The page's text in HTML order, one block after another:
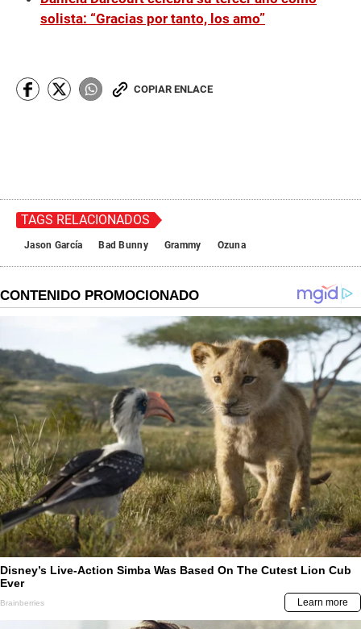
solista: “Gracias por tanto, los amo”
COPIAR ENLACE
TAGS RELACIONADOS
Jason García Bad Bunny Grammy Ozuna